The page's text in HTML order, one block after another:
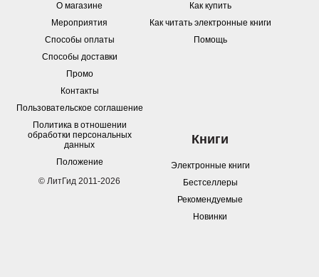
О магазине
Мероприятия
Способы оплаты
Способы доставки
Промо
Контакты
Пользовательское соглашение
Политика в отношении
обработки персональных
данных
Положение
© ЛитГид 2011-2026
Как купить
Как читать электронные книги
Помощь
Книги
Электронные книги
Бестселлеры
Рекомендуемые
Новинки